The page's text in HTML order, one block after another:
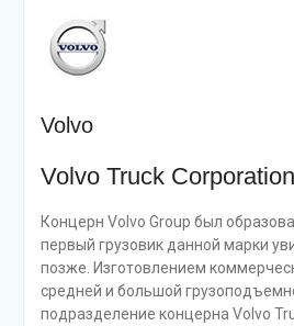
Volvo
Volvo Truck Corporation
Концерн Volvo Group был
первый грузовик данной марки
позже. Изготовлением
средней и большой
подразделение концерна Volvo